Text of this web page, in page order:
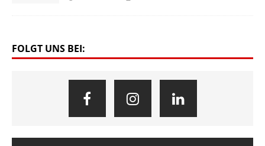
FOLGT UNS BEI: